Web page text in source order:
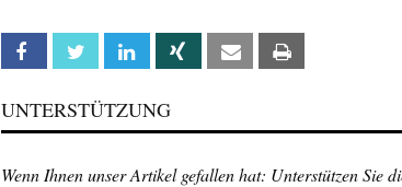
Facebook Twitter Linkedin Xing Email
UNTERSTÜTZUNG
Wenn Ihnen unser Artikel gefallen hat: Unterstützen Sie